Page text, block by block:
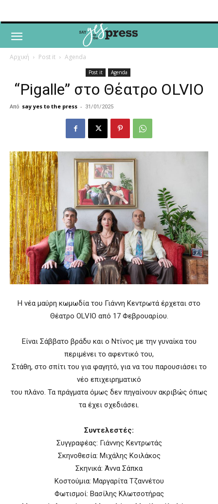
Αρχική Post it Agenda
Post it Agenda
“Pigalle” στο Θέατρο OLVIO
Από say yes to the press - 31/01/2025
Η νέα μαύρη κωμωδία του Γιάννη Κεντρωτά έρχεται στο
Θέατρο OLVIO από 17 Φεβρουαρίου.
Είναι Σάββατο βράδυ και ο Ντίνος με την γυναίκα του
περιμένει το αφεντικό του,
Στάθη, στο σπίτι του για φαγητό, για να του παρουσιάσει το
νέο επιχειρηματικό
του πλάνο. Τα πράγματα όμως δεν πηγαίνουν ακριβώς όπως
τα έχει σχεδιάσει.
Συντελεστές:
Συγγραφέας: Γιάννης Κεντρωτάς
Σκηνοθεσία: Μιχάλης Κοιλάκος
Σκηνικά: Άννα Σάπκα
Κοστούμια: Μαργαρίτα Τζαννέτου
Φωτισμοί: Βασίλης Κλωτσοτήρας